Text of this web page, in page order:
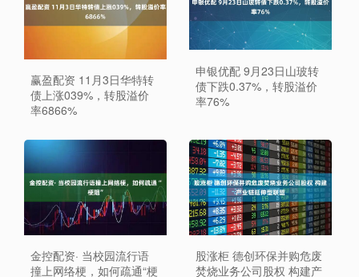
赢盈配资 11月3日华特转
债上涨039%，转股溢价
率6866%
申银优配 9月23日山玻转
债下跌0.37%，转股溢价
率76%
金控配资· 当校园流行语
撞上网络梗，如何疏通“梗
股涨柜 德创环保并购危废
焚烧业务公司股权 构建产